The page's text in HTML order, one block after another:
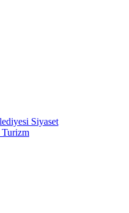
Siyaset
Turizm